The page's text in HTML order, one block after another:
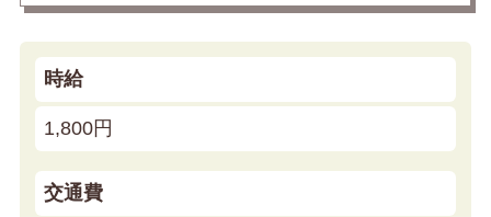
時給
1,800円
交通費